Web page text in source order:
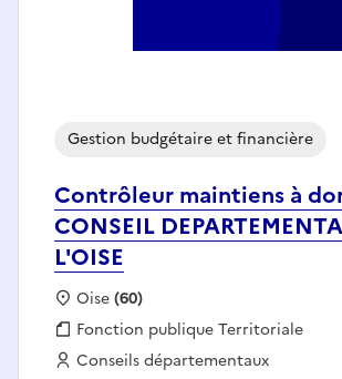
Contrôleur maintiens à
CONSEIL
L'OISE
Gestion budgétaire et financière
Localisation :
Oise(60)
Fonction publique :
Fonction publique Territoriale
Employeur :
Conseils départementaux